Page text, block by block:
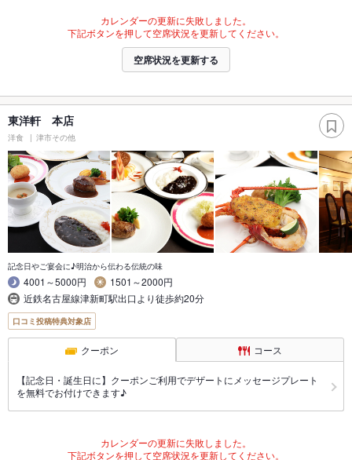
カレンダーの更新に失敗しました。
下記ボタンを押して空席状況を更新してください。
空席状況を更新する
東洋軒 本店
洋食 津市その他
記念日やご宴会に♪明治から伝わる伝統の味
4001～5000円
1501～2000円
近鉄名古屋線津新町駅出口より徒歩約20分
口コミ投稿特典対象店
クーポン コース
【記念日・誕生日に】クーポンご利用でデザートにメッセージプレート
を無料でお付けできます♪
カレンダーの更新に失敗しました。
下記ボタンを押して空席状況を更新してください。